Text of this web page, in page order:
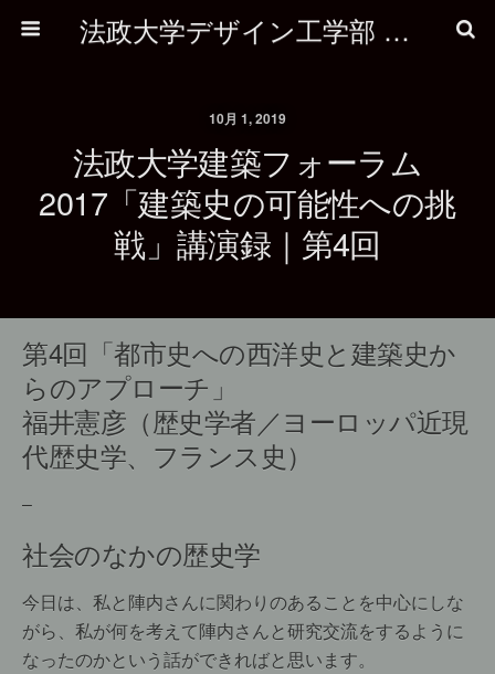
法政大学デザイン工学部 建築学科
10月 1, 2019
法政大学建築フォーラム
2017「建築史の可能性への挑
戦」講演録｜第4回
第4回「都市史への西洋史と建築史か
らのアプローチ」
福井憲彦（歴史学者／ヨーロッパ近現
代歴史学、フランス史）
–
社会のなかの歴史学
今日は、私と陣内さんに関わりのあることを中心にしな
がら、私が何を考えて陣内さんと研究交流をするように
なったのかという話ができればと思います。